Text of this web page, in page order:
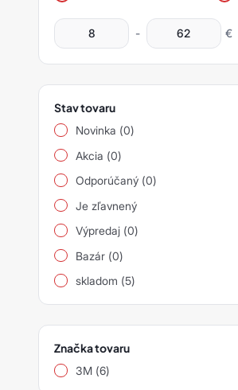
siarad
siarexx
siaspeed
siasponge
siavlies
siawat
Ostatní
- €
Stav tovaru
Novinka (0)
Akcia (0)
Odporúčaný (0)
Je zľavnený
Výpredaj (0)
Bazár (0)
skladom (5)
Značka tovaru
3M (6)